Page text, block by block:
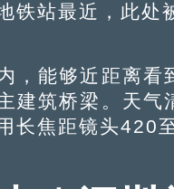
铁站最近，此处
能够近距离看到
建筑桥梁。天气
长焦距镜头420